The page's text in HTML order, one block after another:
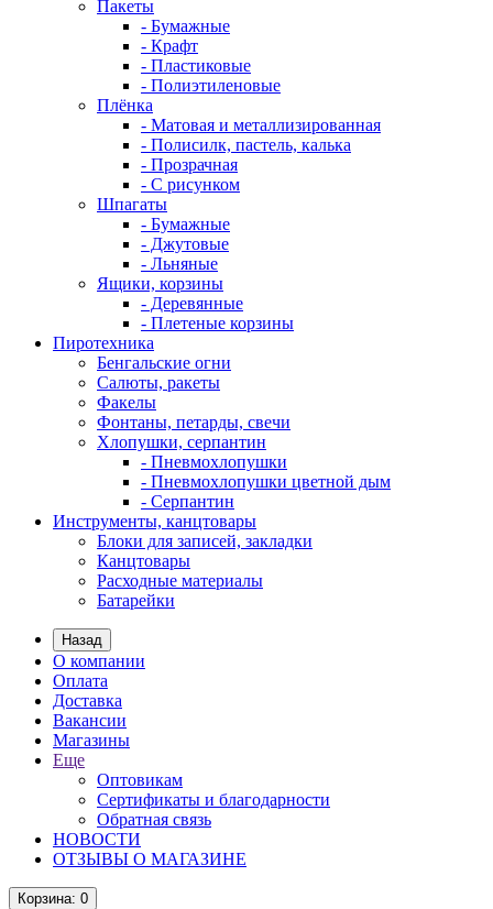
Пакеты
- Бумажные
- Крафт
- Пластиковые
- Полиэтиленовые
Плёнка
- Матовая и металлизированная
- Полисилк, пастель, калька
- Прозрачная
- С рисунком
Шпагаты
- Бумажные
- Джутовые
- Льняные
Ящики, корзины
- Деревянные
- Плетеные корзины
Пиротехника
Бенгальские огни
Салюты, ракеты
Факелы
Фонтаны, петарды, свечи
Хлопушки, серпантин
- Пневмохлопушки
- Пневмохлопушки цветной дым
- Серпантин
Инструменты, канцтовары
Блоки для записей, закладки
Канцтовары
Расходные материалы
Батарейки
Назад
О компании
Оплата
Доставка
Вакансии
Магазины
Еще
Оптовикам
Сертификаты и благодарности
Обратная связь
НОВОСТИ
ОТЗЫВЫ О МАГАЗИНЕ
Корзина: 0